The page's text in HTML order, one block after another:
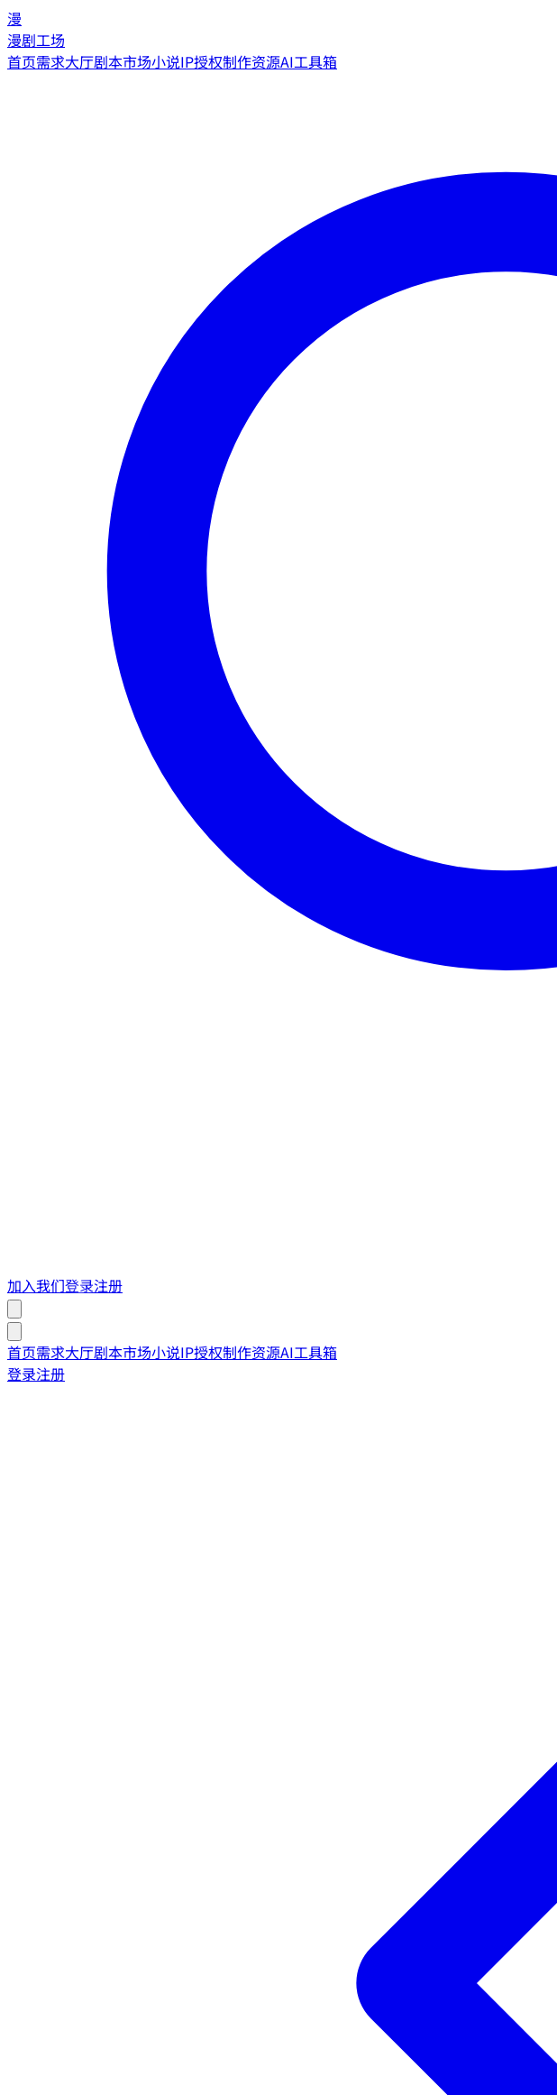
漫
漫剧工场
首页需求大厅剧本市场小说IP授权制作资源AI工具箱
加入我们登录注册
首页需求大厅剧本市场小说IP授权制作资源AI工具箱
登录注册